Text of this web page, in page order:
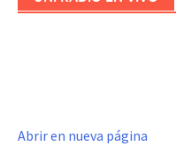
Abrir en nueva página